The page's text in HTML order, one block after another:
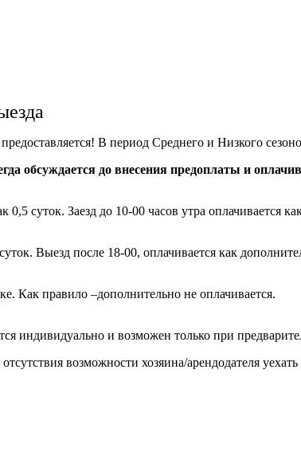
В период Среднего и Низкого
обсуждается до внесения предоплаты и
0,5 суток. Заезд до 10-00 часов утра оплачивается
Выезд после 18-00, оплачивается как
Как правило –дополнительно не оплачивается.
индивидуально и возможен только при
возможности хозяина/арендодателя